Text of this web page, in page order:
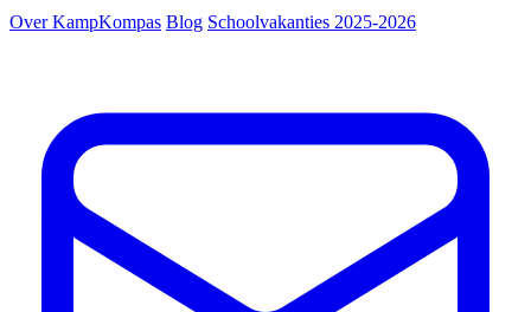
Over KampKompas Blog Schoolvakanties 2025-2026